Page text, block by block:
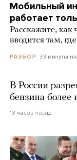
Мобильный
работает
Расскажите, как
вводится там,
РАЗБОР 33 минуты
В России
бензина более
13 часов назад